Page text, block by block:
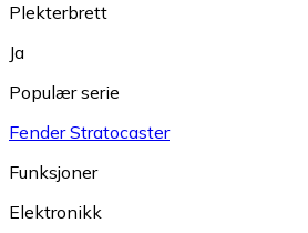
Plekterbrett
Ja
Populær serie
Fender Stratocaster
Funksjoner
Elektronikk